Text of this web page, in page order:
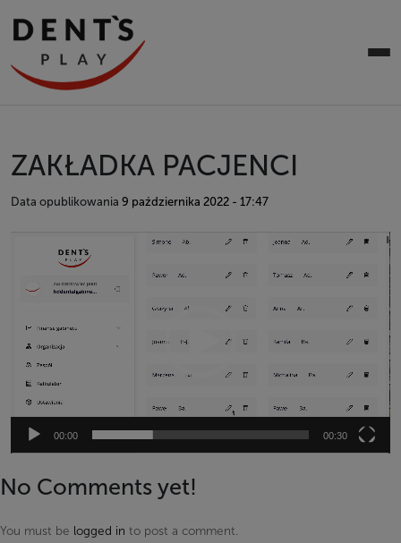
ZAKŁADKA PACJENCI
Data opublikowania 9 października 2022 - 17:47
00:00 00:30
No Comments yet!
You must be logged in to post a comment.